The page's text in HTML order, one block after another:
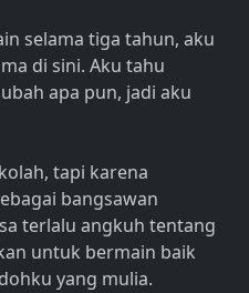
selama tiga tahun, aku
di sini. Aku tahu
apa pun, jadi aku
tapi karena
bangsawan
terlalu angkuh tentang
untuk bermain baik
yang mulia.